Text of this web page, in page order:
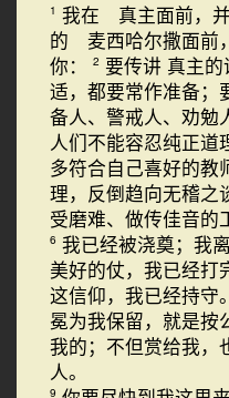
1 我在 真主面前，
的 麦西哈尔撒面前
你：
2 要传讲 真主
适，都要常作准备；
备人、警戒人、劝勉
人们不能容忍纯正道
多符合自己喜好的教
理，反倒趋向无稽之
受磨难、做传佳音的
6 我已经被浇奠；我
美好的仗，我已经打
这信仰，我已经持守。
冕为我保留，就是按
我的；不但赏给我，
人。
9